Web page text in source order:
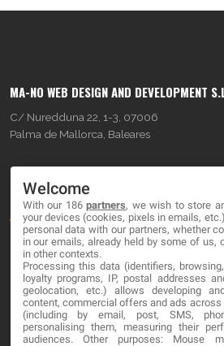
MA-NO WEB DESIGN AND DEVELOPMENT
C/ Nuredduna 22, 1-3, 07006
Palma de Mallorca, Baleares
About
Blog
Contact
LEGAL
Welcome
With our 186partners, we wish to store
your devices (cookies, pixels in emails,
personal data with our partners, whether
in our emails, already held by some of us,
in other contexts.
Processing this data (identifiers,
loyalty programs, IP, postal addresses
geolocation, etc.) allows developing
content, commercial offers and ads across
(including by email, post, SMS,
personalising them, measuring their
audiences. Other purposes: Mouse